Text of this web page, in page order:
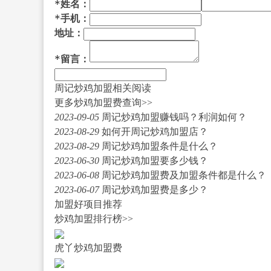
*姓名：
*手机：
地址：
*留言：
周记炒鸡加盟相关阅读
更多炒鸡加盟费查询>>
2023-09-05 周记炒鸡加盟赚钱吗？利润如何？
2023-08-29 如何开周记炒鸡加盟店？
2023-08-29 周记炒鸡加盟条件是什么？
2023-06-30 周记炒鸡加盟要多少钱？
2023-06-08 周记炒鸡加盟费及加盟条件都是什么？
2023-06-07 周记炒鸡加盟费是多少？
加盟好项目推荐
炒鸡加盟排行榜>>
虎丫炒鸡加盟费